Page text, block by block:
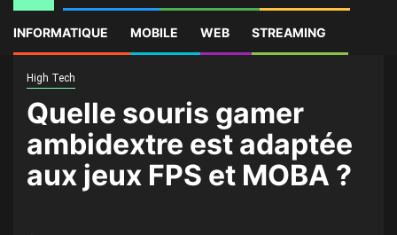
INFORMATIQUE MOBILE WEB STREAMING
est adaptée aux jeux FPS et MOBA ?
High Tech
Quelle souris gamer
ambidextre est adaptée
aux jeux FPS et MOBA ?